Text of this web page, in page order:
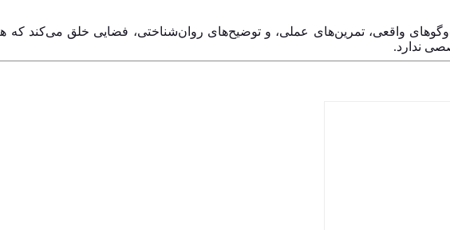
واقعی، تمرین‌های عملی، و توضیح‌های روان‌شناختی، فضایی خلق می‌کند
ندارد.